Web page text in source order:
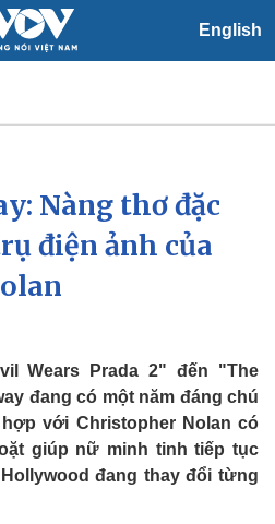
English
Xã hội
Tin 24h
Dự báo thời tiết
Giáo dục
Nàng thơ đặc
điện ảnh của
Wears Prada 2" đến "The
đang có một năm đáng chú
với Christopher Nolan có
giúp nữ minh tinh tiếp tục
đang thay đổi từng